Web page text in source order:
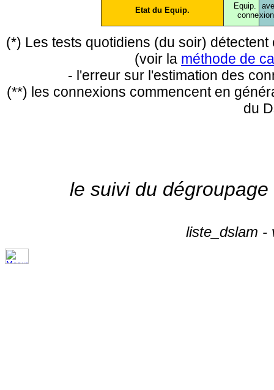
Etat du Equip.
Equip.
conne
(*) Les tests quotidiens (du soir)
(voir la méthode de
- l'erreur sur l'estimation des
(**) les connexions commencent en
du
le suivi du
liste_dslam -